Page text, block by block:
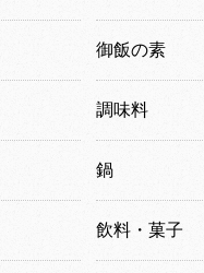
御飯の素
調味料
鍋
飲料・菓子